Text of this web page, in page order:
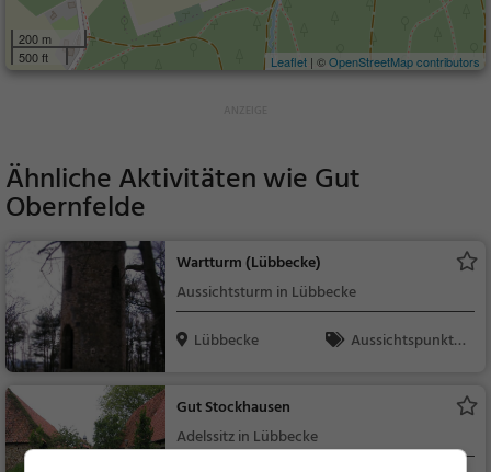
200 m
500 ft
Leaflet | ©OpenStreetMap contributors
Ähnliche Aktivitäten wieGut
Obernfelde
Wartturm (Lübbecke)
Aussichtsturm in Lübbecke
Lübbecke
Aussichtspunkt, F
Gut Stockhausen
Adelssitz in Lübbecke